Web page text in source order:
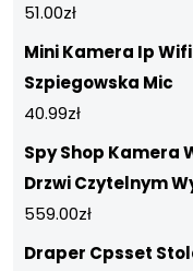
51.00zł
Mini Kamera Ip
Szpiegowska Mic
40.99zł
Spy Shop Kamera
Drzwi Czytelnym
559.00zł
Draper Cpsset